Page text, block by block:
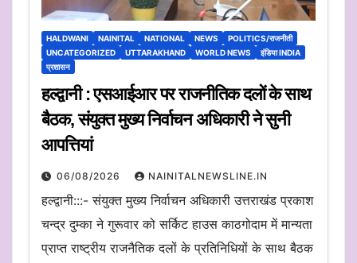
HALDWANI NAINITAL NATIONAL NEWS
POLITICS/राजनीती
UNCATEGORIZED
UTTARAKHAND WORLD NEWS
इंडिया INDIA
प्रशासन
हल्द्वानी : एसआईआर पर राजनीतिक दलों के साथ
बैठक, संयुक्त मुख्य निर्वाचन अधिकारी ने सुनी
आपत्तियां
06/08/2026 NAINITALNEWSLINE.IN
हल्द्वानी:::- संयुक्त मुख्य निर्वाचन अधिकारी उत्तराखंड प्रकाश
चन्द्र दुम्का ने गुरूवार को सर्किट हाउस काठगोदाम में मान्यता
प्राप्त राष्ट्रीय राजनैतिक दलों के प्रतिनिधियों के साथ बैठक